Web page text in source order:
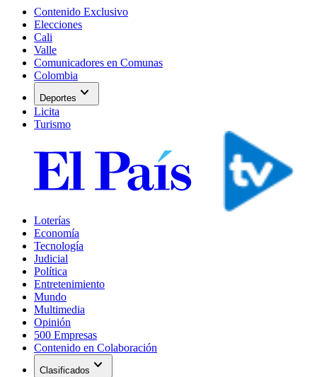
Contenido Exclusivo
Elecciones
Cali
Valle
Comunicadores en Comunas
Colombia
Deportes expand_more
Licita
Turismo
Loterías
Economía
Tecnología
Judicial
Política
Entretenimiento
Mundo
Multimedia
Opinión
500 Empresas
Contenido en Colaboración
Clasificados expand_more